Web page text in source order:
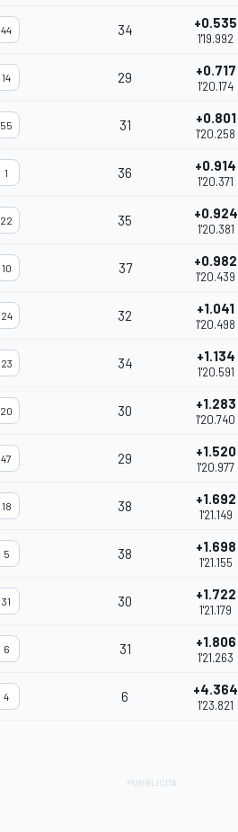
44 34 +0.535
1'19.992
14 29 +0.717
1'20.174
55 31 +0.801
1'20.258
1 36 +0.914
1'20.371
22 35 +0.924
1'20.381
10 37 +0.982
1'20.439
24 32 +1.041
1'20.498
23 34 +1.134
1'20.591
20 30 +1.283
1'20.740
47 29 +1.520
1'20.977
18 38 +1.692
1'21.149
5 38 +1.698
1'21.155
31 30 +1.722
1'21.179
6 31 +1.806
1'21.263
4 6 +4.364
1'23.821